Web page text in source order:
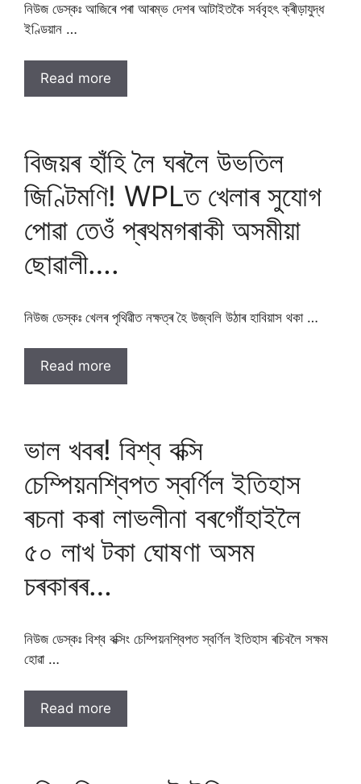
নিউজ ডেস্কঃ আজিৰে পৰা আৰম্ভ দেশৰ আটাইতকৈ সৰ্ববৃহৎ ক্ৰীড়াযুদ্ধ
ইণ্ডিয়ান …
Read more
বিজয়ৰ হাঁহি লৈ ঘৰলৈ উভতিল
জিণ্টিমণি! WPLত খেলাৰ সুযোগ
পোৱা তেওঁ প্ৰথমগৰাকী অসমীয়া
ছোৱালী….
নিউজ ডেস্কঃ খেলৰ পৃথিৱীত নক্ষত্ৰ হৈ উজ্বলি উঠাৰ হাবিয়াস থকা …
Read more
ভাল খবৰ! বিশ্ব বক্সি
চেম্পিয়নশ্বিপত স্বৰ্ণিল ইতিহাস
ৰচনা কৰা লাভলীনা বৰগোঁহাইলৈ
৫০ লাখ টকা ঘোষণা অসম
চৰকাৰৰ…
নিউজ ডেস্কঃ বিশ্ব বক্সিং চেম্পিয়নশ্বিপত স্বৰ্ণিল ইতিহাস ৰচিবলৈ সক্ষম
হোৱা …
Read more